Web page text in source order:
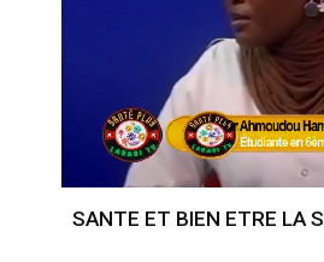
SANTE ET BIEN ETRE LA